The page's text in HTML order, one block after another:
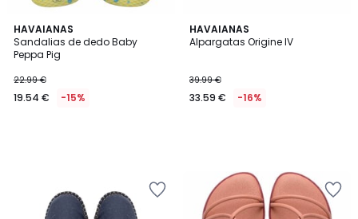
HAVAIANAS
Sandalias de dedo Baby
Peppa Pig
22.99 €
19.54 € -15%
HAVAIANAS
Alpargatas Origine IV
39.99 €
33.59 € -16%